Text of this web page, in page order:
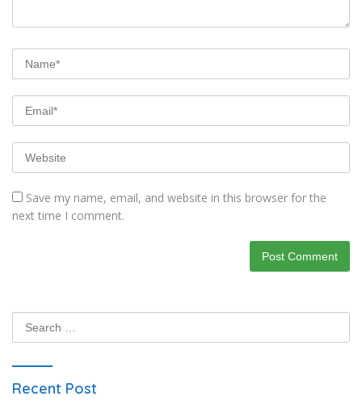
Save my name, email, and website in this browser for the
next time I comment.
Recent Post